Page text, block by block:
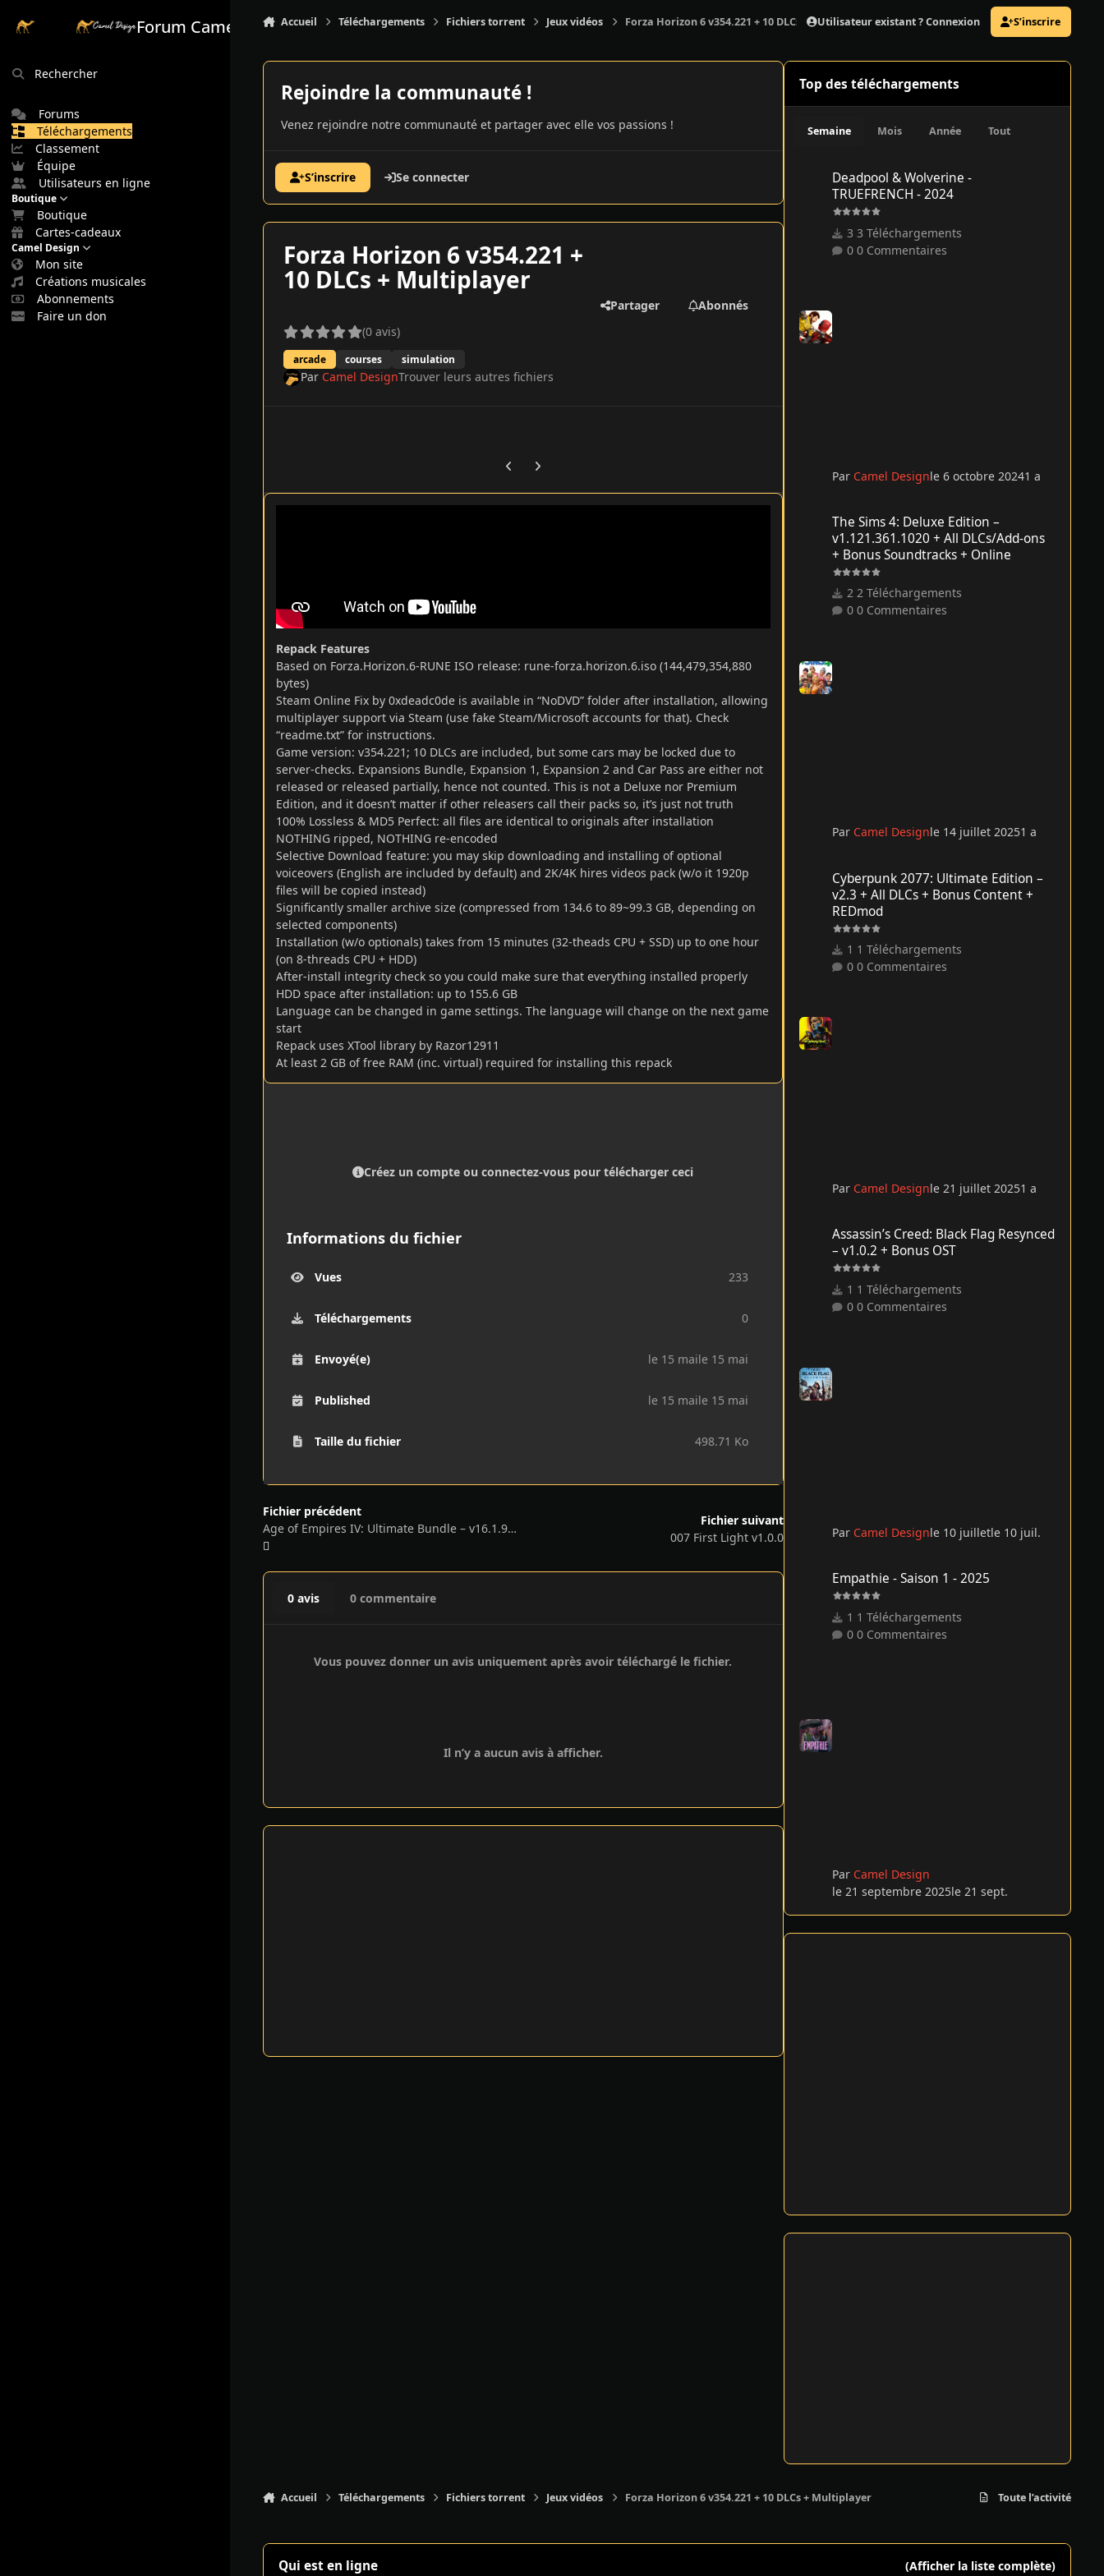
Forum Camel Design
Rechercher
Forums
Téléchargements
Classement
Équipe
Utilisateurs en ligne
Boutique
Boutique
Cartes-cadeaux
Camel Design
Mon site
Créations musicales
Abonnements
Faire un don
Accueil Téléchargements Fichiers torrent Jeux vidéos Forza Horizon 6 v354.221 + 10 DLCs + MultiplayerUtilisateur existant ? Connexion S’inscrire
Rejoindre la communauté !
Venez rejoindre notre communauté et partager avec elle vos passions !
S’inscrire Se connecter
Forza Horizon 6 v354.221 +
10 DLCs + Multiplayer
(0 avis)
arcade courses simulation
Partager Abonnés
Par Camel DesignTrouver leurs autres fichiers
Previous carousel slide
Next carousel slide
Repack Features
Based on Forza.Horizon.6-RUNE ISO release: rune-forza.horizon.6.iso (144,479,354,880
bytes)
Steam Online Fix by 0xdeadc0de is available in “NoDVD” folder after installation, allowing
multiplayer support via Steam (use fake Steam/Microsoft accounts for that). Check
“readme.txt” for instructions.
Game version: v354.221; 10 DLCs are included, but some cars may be locked due to
server-checks. Expansions Bundle, Expansion 1, Expansion 2 and Car Pass are either not
released or released partially, hence not counted. This is not a Deluxe nor Premium
Edition, and it doesn’t matter if other releasers call their packs so, it’s just not truth
100% Lossless & MD5 Perfect: all files are identical to originals after installation
NOTHING ripped, NOTHING re-encoded
Selective Download feature: you may skip downloading and installing of optional
voiceovers (English are included by default) and 2K/4K hires videos pack (w/o it 1920p
files will be copied instead)
Significantly smaller archive size (compressed from 134.6 to 89~99.3 GB, depending on
selected components)
Installation (w/o optionals) takes from 15 minutes (32-theads CPU + SSD) up to one hour
(on 8-threads CPU + HDD)
After-install integrity check so you could make sure that everything installed properly
HDD space after installation: up to 155.6 GB
Language can be changed in game settings. The language will change on the next game
start
Repack uses XTool library by Razor12911
At least 2 GB of free RAM (inc. virtual) required for installing this repack
Créez un compte ou connectez-vous pour télécharger ceci
Informations du fichier
Vues 233
Téléchargements 0
Envoyé(e) le 15 maile 15 mai
Published le 15 maile 15 mai
Taille du fichier 498.71 Ko
Fichier précédent
Age of Empires IV: Ultimate Bundle – v16.1.9737.0 + 7 DLCs/Bonuses
Fichier suivant
007 First Light v1.0.0
0 avis 0 commentaire
Vous pouvez donner un avis uniquement après avoir téléchargé le fichier.
Il n’y a aucun avis à afficher.
Top des téléchargements
Semaine Mois Année Tout
Deadpool & Wolverine -
TRUEFRENCH - 2024
3 Téléchargements
0 Commentaires
Par Camel Designle 6 octobre 20241 a
The Sims 4: Deluxe Edition –
v1.121.361.1020 + All DLCs/Add-ons
+ Bonus Soundtracks + Online
2 Téléchargements
0 Commentaires
Par Camel Designle 14 juillet 20251 a
Cyberpunk 2077: Ultimate Edition –
v2.3 + All DLCs + Bonus Content +
REDmod
1 Téléchargements
0 Commentaires
Par Camel Designle 21 juillet 20251 a
Assassin’s Creed: Black Flag Resynced
– v1.0.2 + Bonus OST
1 Téléchargements
0 Commentaires
Par Camel Designle 10 juilletle 10 juil.
Empathie - Saison 1 - 2025
1 Téléchargements
0 Commentaires
Par Camel Design
le 21 septembre 2025le 21 sept.
Accueil Téléchargements Fichiers torrent Jeux vidéos Forza Horizon 6 v354.221 + 10 DLCs + Multiplayer Toute l’activité
Qui est en ligne (Afficher la liste complète)